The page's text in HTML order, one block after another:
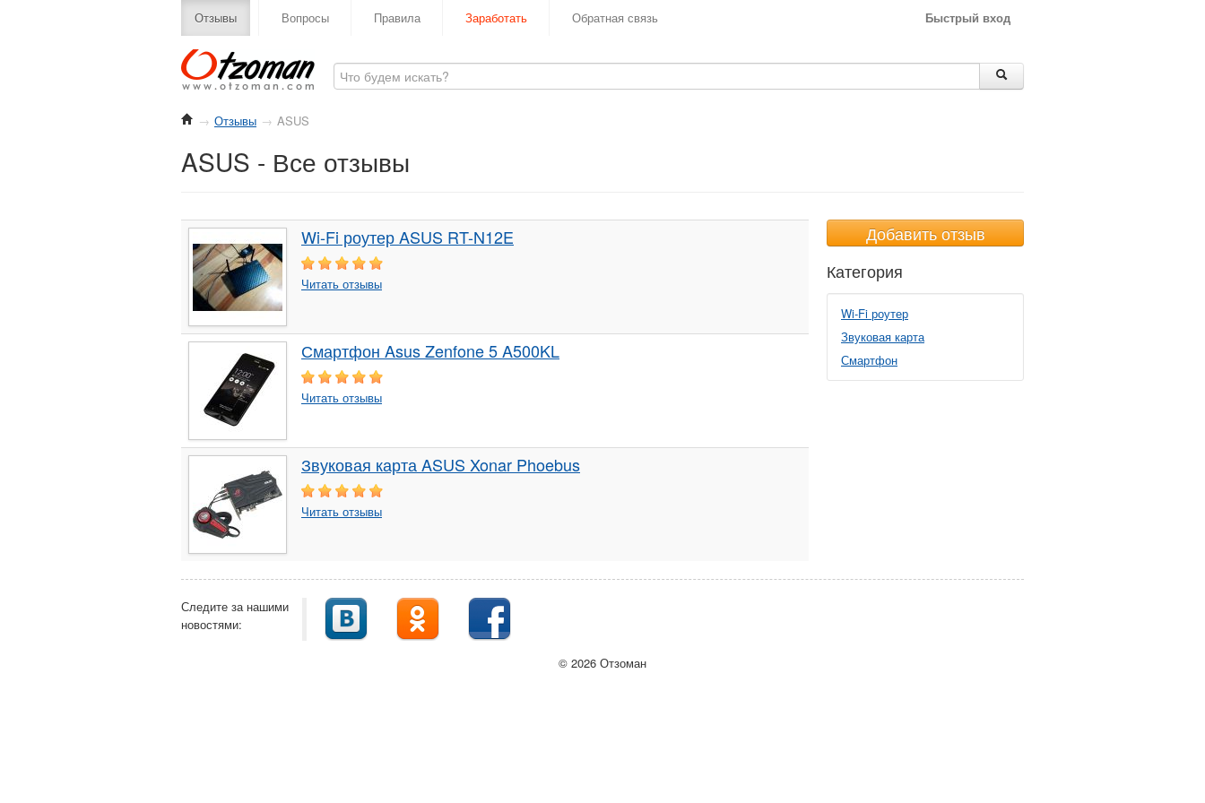
Отзывы Вопросы Правила Заработать Обратная связь Быстрый вход
→ Отзывы → ASUS
ASUS - Все отзывы
Wi-Fi роутер ASUS RT-N12E
Читать отзывы
Смартфон Asus Zenfone 5 A500KL
Читать отзывы
Звуковая карта ASUS Xonar Phoebus
Читать отзывы
Добавить отзыв
Категория
Wi-Fi роутер
Звуковая карта
Смартфон
Следите за нашими
новостями:
© 2026 Отзоман